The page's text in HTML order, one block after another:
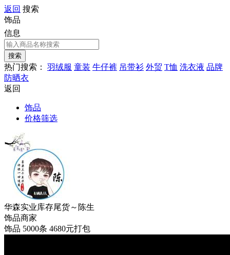
返回 搜索
饰品
信息
热门搜索： 羽绒服 童装 牛仔裤 吊带衫 外贸 T恤 洗衣液 品牌
防晒衣
返回
饰品
价格筛选
华森实业库存尾货～陈生
饰品商家
饰品 5000条 4680元打包